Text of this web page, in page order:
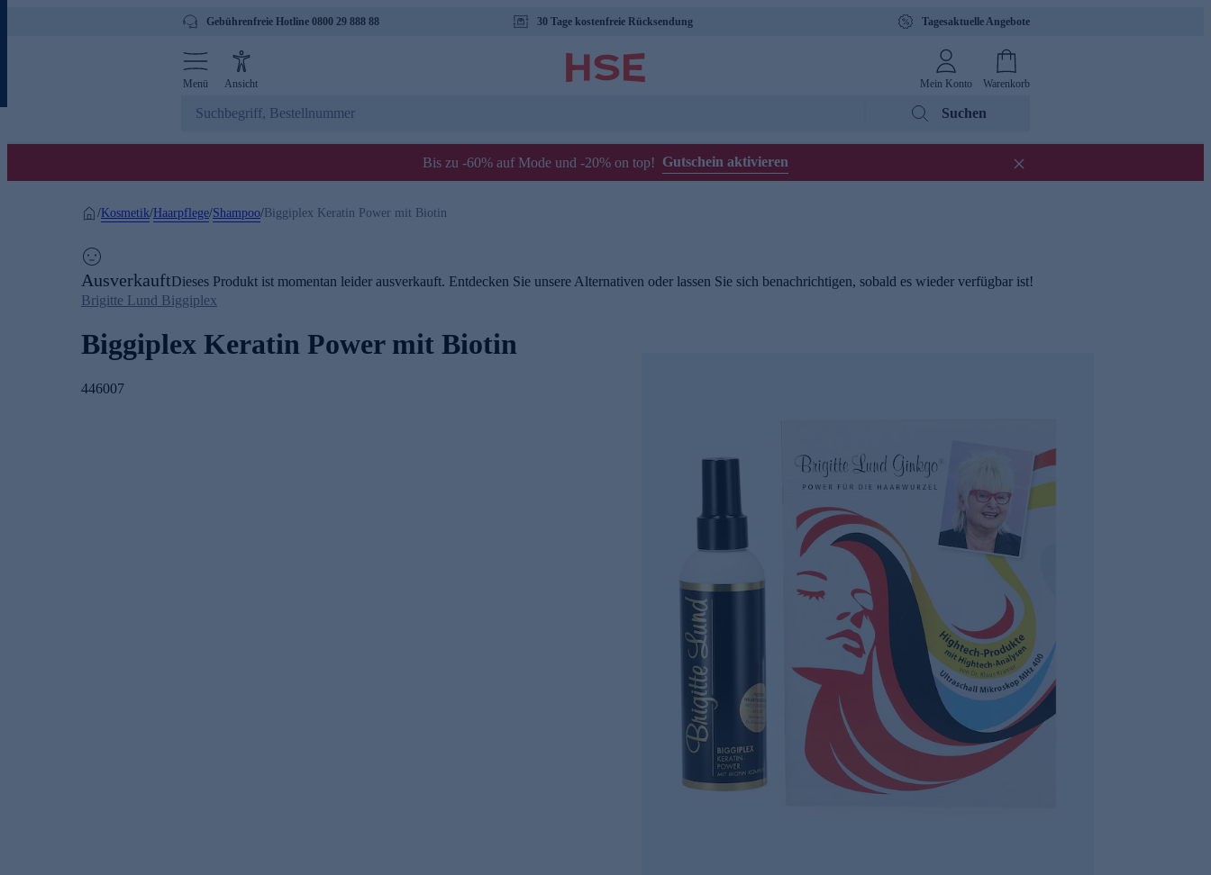
Gebührenfreie Hotline 0800 29 888 88 30 Tage kostenfreie Rücksendung Tagesaktuelle Angebote
Menü Ansicht Mein Konto Warenkorb
Suchen
Bis zu -60% auf Mode und -20% on top! Gutschein aktivieren
/Kosmetik/Haarpflege/Shampoo/ Biggiplex Keratin Power mit Biotin
AusverkauftDieses Produkt ist momentan leider ausverkauft. Entdecken Sie unsere Alternativen oder lassen Sie sich benachrichtigen, sobald es wieder verfügbar ist!
Brigitte Lund Biggiplex
Biggiplex Keratin Power mit Biotin
446007